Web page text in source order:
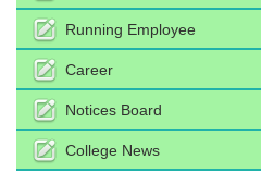
Running Employee
Career
Notices Board
College News